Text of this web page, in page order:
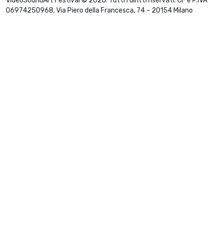
06974250968, Via Piero della Francesca, 74 – 20154 Milano